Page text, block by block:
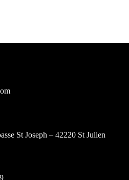
St Joseph – 42220 St Julien